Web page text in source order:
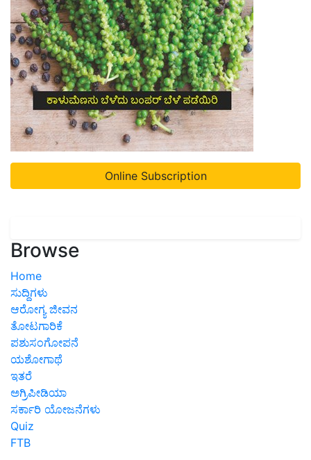
Online Subscription
Browse
Home
ಸುದ್ದಿಗಳು
ಆರೋಗ್ಯ ಜೀವನ
ತೋಟಗಾರಿಕೆ
ಪಶುಸಂಗೋಪನೆ
ಯಶೋಗಾಥೆ
ಇತರೆ
ಅಗ್ರಿಪೀಡಿಯಾ
ಸರ್ಕಾರಿ ಯೋಜನೆಗಳು
Quiz
FTB